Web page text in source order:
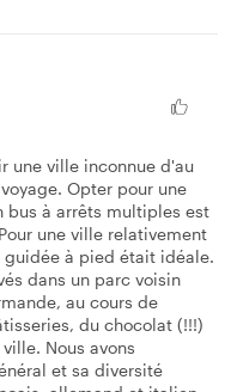
une ville inconnue d'au
Opter pour une
bus à arrêts multiples est
une ville relativement
à pied était idéale.
dans un parc voisin
au cours de
du chocolat (!!!)
Nous avons
et sa diversité